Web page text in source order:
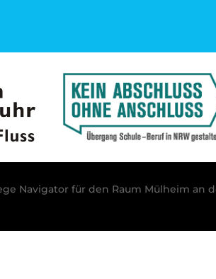
Navigator für den Raum Mülheim an